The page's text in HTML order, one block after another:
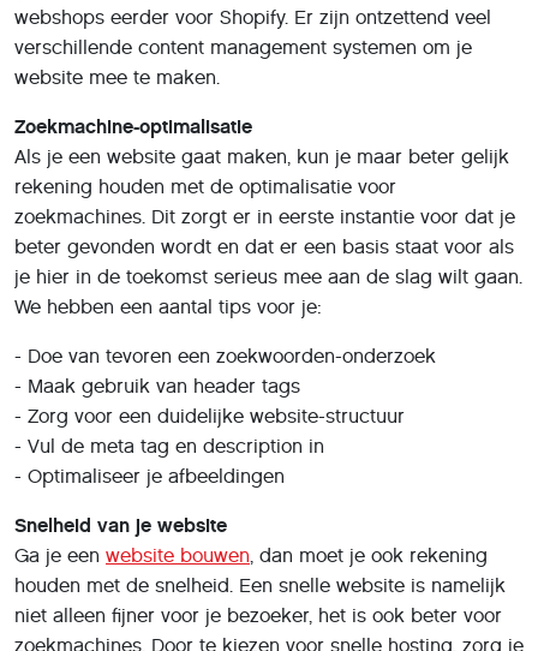
webshops eerder voor Shopify. Er zijn ontzettend veel
verschillende content management systemen om je
website mee te maken.
Zoekmachine-optimalisatie
Als je een website gaat maken, kun je maar beter gelijk
rekening houden met de optimalisatie voor
zoekmachines. Dit zorgt er in eerste instantie voor dat je
beter gevonden wordt en dat er een basis staat voor als
je hier in de toekomst serieus mee aan de slag wilt gaan.
We hebben een aantal tips voor je:
- Doe van tevoren een zoekwoorden-onderzoek
- Maak gebruik van header tags
- Zorg voor een duidelijke website-structuur
- Vul de meta tag en description in
- Optimaliseer je afbeeldingen
Snelheid van je website
Ga je een website bouwen, dan moet je ook rekening
houden met de snelheid. Een snelle website is namelijk
niet alleen fijner voor je bezoeker, het is ook beter voor
zoekmachines. Door te kiezen voor snelle hosting, zorg je